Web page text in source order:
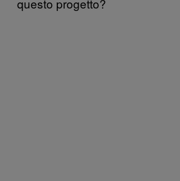
questo progetto?